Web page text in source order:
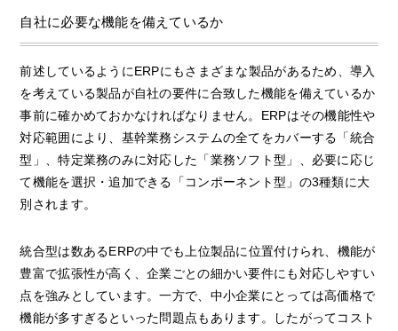
自社に必要な機能を備えているか
前述しているようにERPにもさまざまな製品があるため、導入
を考えている製品が自社の要件に合致した機能を備えているか
事前に確かめておかなければなりません。ERPはその機能性や
対応範囲により、基幹業務システムの全てをカバーする「統合
型」、特定業務のみに対応した「業務ソフト型」、必要に応じ
て機能を選択・追加できる「コンポーネント型」の3種類に大
別されます。
統合型は数あるERPの中でも上位製品に位置付けられ、機能が
豊富で拡張性が高く、企業ごとの細かい要件にも対応しやすい
点を強みとしています。一方で、中小企業にとっては高価格で
機能が多すぎるといった問題点もあります。したがってコスト